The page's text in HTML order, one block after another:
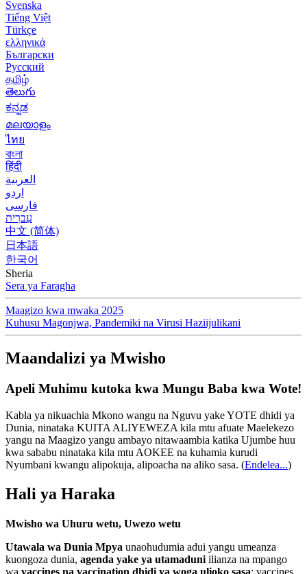
Svenska
Tiếng Việt
Türkçe
ελληνικά
Български
Русский
தமிழ்
తెలుగు
ಕನ್ನಡ
മലയാളം
ไทย
বাংলা
हिंदी
العربية
اردو
فارسی
עִברִית
中文 (简体)
日本語
한국어
Sheria
Sera ya Faragha
Maagizo kwa mwaka 2025
Kuhusu Magonjwa, Pandemiki na Virusi Haziijulikani
Maandalizi ya Mwisho
Apeli Muhimu kutoka kwa Mungu Baba kwa Wote!
Kabla ya nikuachia Mkono wangu na Nguvu yake YOTE dhidi ya
Dunia, ninataka KUITA ALIYEWEZA kila mtu afuate Maelekezo
yangu na Maagizo yangu ambayo nitawaambia katika Ujumbe huu
kwa sababu ninataka kila mtu AOKEE na kuhamia kurudi
Nyumbani kwangu alipokuja, alipoacha na aliko sasa. (Endelea...)
Hali ya Haraka
Mwisho wa Uhuru wetu, Uwezo wetu
Utawala wa Dunia Mpya unaohudumia adui yangu umeanza
kuongoza dunia, agenda yake ya utamaduni ilianza na mpango